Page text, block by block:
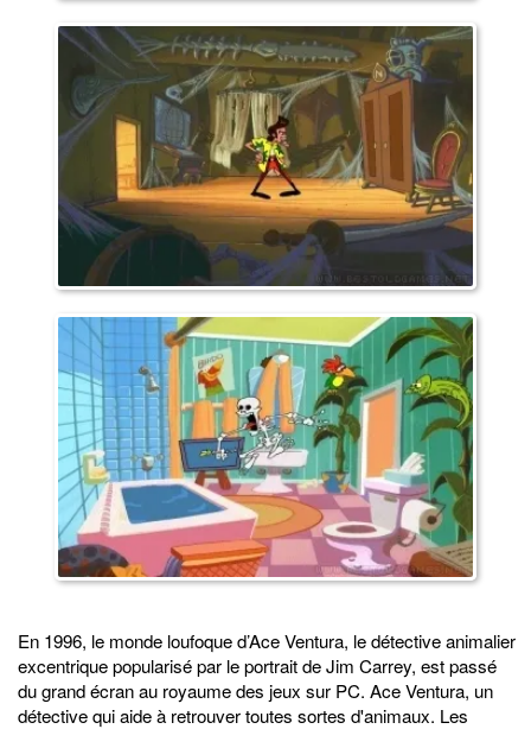
En 1996, le monde loufoque d’Ace Ventura, le détective animalier
excentrique popularisé par le portrait de Jim Carrey, est passé
du grand écran au royaume des jeux sur PC. Ace Ventura, un
détective qui aide à retrouver toutes sortes d'animaux. Les